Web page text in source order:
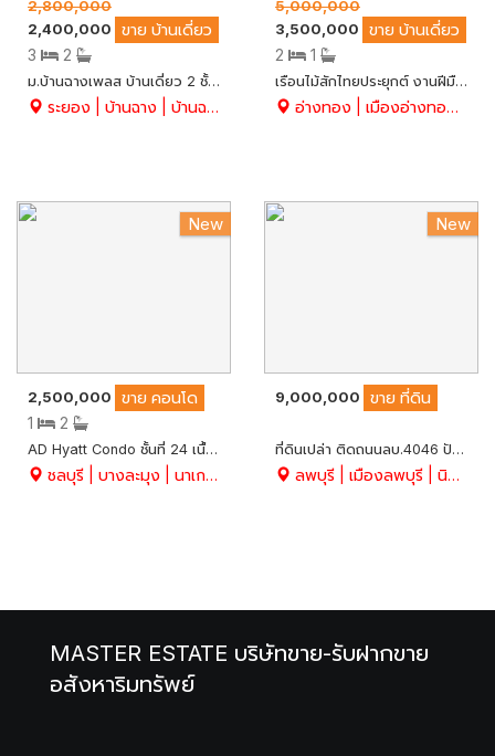
2,800,000
2,400,000
ขาย บ้านเดี่ยว
3
2
ม.บ้านฉางเพลส บ้านเดี่ยว 2 ชั้น พร้อมอยู่ 51 ตร.ว. มี 3 นอน 2 น้ำ ทำเลดีมาก หมู่บ้านติดถนนสุขุมวิท อ.บ้านฉาง จ.ระยอง
ระยอง | บ้านฉาง | บ้านฉาง
5,000,000
3,500,000
ขาย บ้านเดี่ยว
2
1
เรือนไม้สักไทยประยุกต์ งานฝีมือ (ขายถูกมาก) พื้นไม้สักทอง เสา 12 " ยาว 8 M. ไม้ชิงชัน ประดู่ เต็ง ตะเคียน ทรงคุณค่า เนื้อที่ 389.5 ตร.ว. ติดสายเอเชีย เข้าซอยเพียง 200 เมตร จ.อ่างทอง
อ่างทอง | เมืองอ่างทอง | บ้านอิฐ
New
2,500,000 ขาย คอนโด
1
2
AD Hyatt Condo ชั้นที่ 24 เนื้อที่ 46.5 ตรม. มี 1 นอน 2 น้ำ วิวสวย ใกล้ทะเล อ.บางละมุง จ.ชลบุรี
ชลบุรี | บางละมุง | นาเกลือ
New
9,000,000 ขาย ที่ดิน
ที่ดินเปล่า ติดถนนลบ.4046 ปัจจุบันเป็นไร่ทำข้าวโพด เนื้อที่ 14-0-86.6 ไร่ ทำเลดีมาก ใกล้แหล่งท่องเที่ยวในเมืองลพบุรีมากมาย ต.นิคมสร้างตนเอง จ.ลพบุรี
ลพบุรี | เมืองลพบุรี | นิคมสร้างตนเอง
MASTER ESTATE บริษัทขาย-รับฝากขาย
อสังหาริมทรัพย์